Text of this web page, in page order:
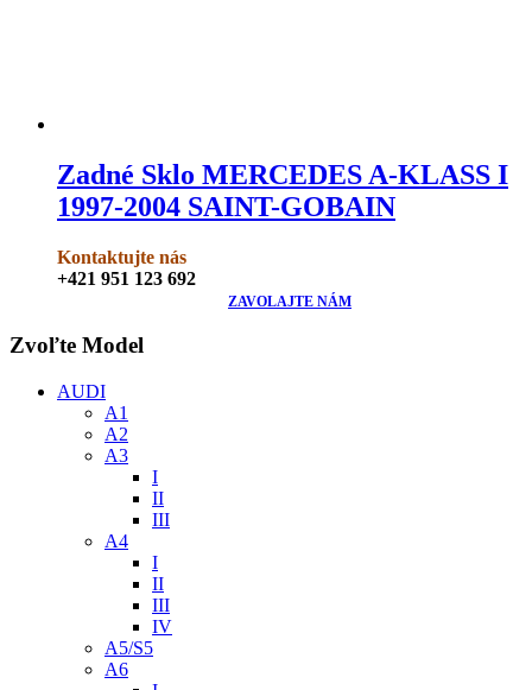
Zadné Sklo MERCEDES A-KLASS I
1997-2004 SAINT-GOBAIN
Kontaktujte nás
+421 951 123 692
ZAVOLAJTE NÁM
Zvoľte Model
AUDI
A1
A2
A3
I
II
III
A4
I
II
III
IV
A5/S5
A6